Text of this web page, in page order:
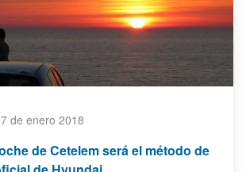
de enero 2018
de Cetelem será el método de